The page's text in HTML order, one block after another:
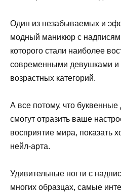
Один из незабываемых и
модный маникюр с
которого стали наиболее
современными девушками и
возрастных категорий.
А все потому, что
смогут отразить ваше
восприятие мира, показать
нейл-арта.
Удивительные ногти с
многих образцах, самые